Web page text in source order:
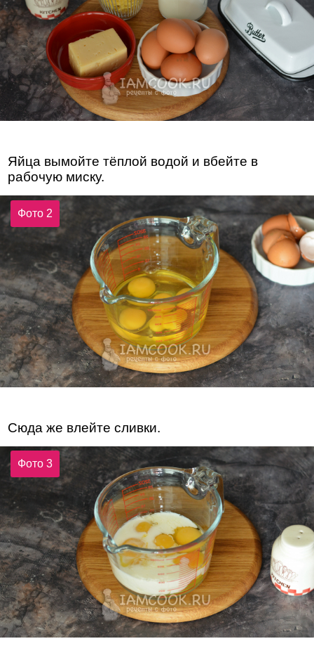
Яйца вымойте тёплой водой и вбейте в
рабочую миску.
Фото 2
Сюда же влейте сливки.
Фото 3